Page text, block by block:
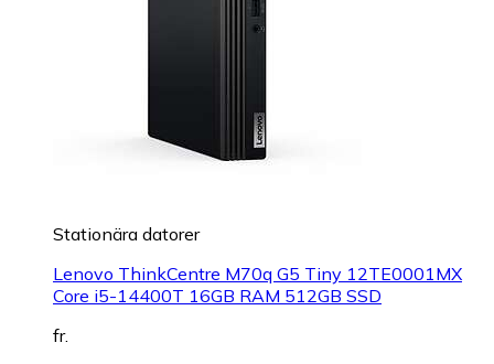
Stationära datorer
Lenovo ThinkCentre M70q G5 Tiny 12TE0001MX
Core i5-14400T 16GB RAM 512GB SSD
fr.